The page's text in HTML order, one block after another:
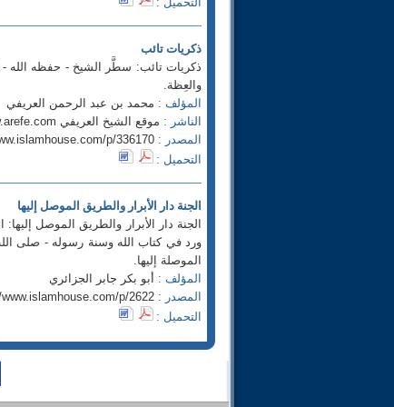
ذكريات تائب
ذكريات تائب: سطَّر الشيخ - حفظه الله -
والعِظة.
المؤلف : محمد بن عبد الرحمن العريفي
الناشر : موقع الشيخ العريفي www.arefe.com
المصدر : p/336170
التحميل :
الجنة دار الأبرار والطريق الموصل إليها
الجنة دار الأبرار والطريق الموصل
ورد في كتاب الله وسنة رسوله - صلى
الموصلة إليها.
المؤلف : أبو بكر جابر الجزائري
المصدر : p/2622
التحميل :